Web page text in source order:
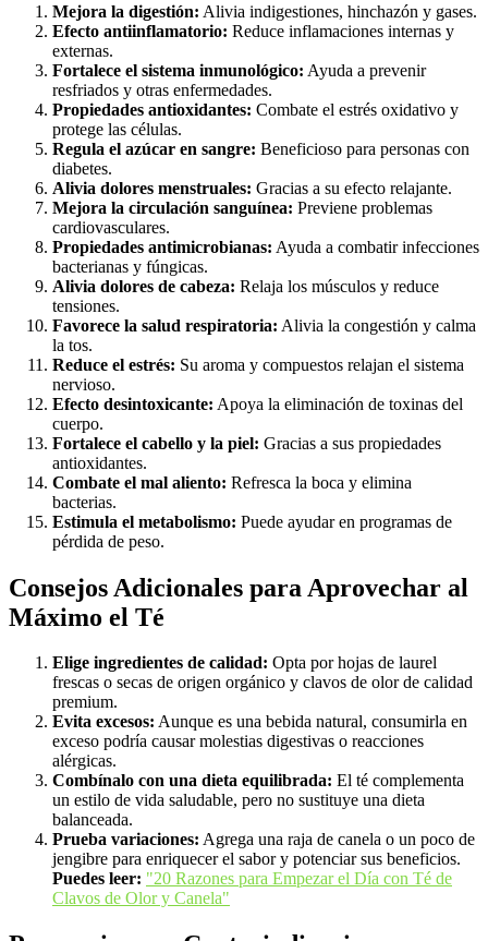
Mejora la digestión: Alivia indigestiones, hinchazón y gases.
Efecto antiinflamatorio: Reduce inflamaciones internas y
externas.
Fortalece el sistema inmunológico: Ayuda a prevenir
resfriados y otras enfermedades.
Propiedades antioxidantes: Combate el estrés oxidativo y
protege las células.
Regula el azúcar en sangre: Beneficioso para personas con
diabetes.
Alivia dolores menstruales: Gracias a su efecto relajante.
Mejora la circulación sanguínea: Previene problemas
cardiovasculares.
Propiedades antimicrobianas: Ayuda a combatir infecciones
bacterianas y fúngicas.
Alivia dolores de cabeza: Relaja los músculos y reduce
tensiones.
Favorece la salud respiratoria: Alivia la congestión y calma
la tos.
Reduce el estrés: Su aroma y compuestos relajan el sistema
nervioso.
Efecto desintoxicante: Apoya la eliminación de toxinas del
cuerpo.
Fortalece el cabello y la piel: Gracias a sus propiedades
antioxidantes.
Combate el mal aliento: Refresca la boca y elimina
bacterias.
Estimula el metabolismo: Puede ayudar en programas de
pérdida de peso.
Consejos Adicionales para Aprovechar al
Máximo el Té
Elige ingredientes de calidad: Opta por hojas de laurel
frescas o secas de origen orgánico y clavos de olor de calidad
premium.
Evita excesos: Aunque es una bebida natural, consumirla en
exceso podría causar molestias digestivas o reacciones
alérgicas.
Combínalo con una dieta equilibrada: El té complementa
un estilo de vida saludable, pero no sustituye una dieta
balanceada.
Prueba variaciones: Agrega una raja de canela o un poco de
jengibre para enriquecer el sabor y potenciar sus beneficios.
Puedes leer: "20 Razones para Empezar el Día con Té de
Clavos de Olor y Canela"